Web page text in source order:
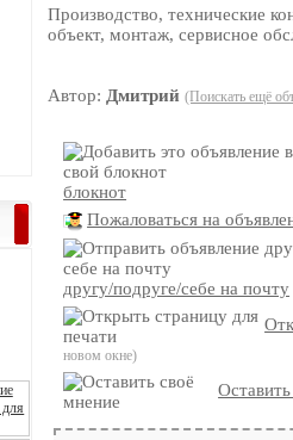
Производство, технические
объект, монтаж, сервисное
Автор: Дмитрий (Поискать ещё
блокнот
Пожаловаться на
другу/подруге/себе на почту
новом окне)